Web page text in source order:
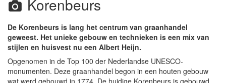
Korenbeurs
De Korenbeurs is lang het centrum van graanhandel
geweest. Het unieke gebouw en technieken is een mix van
stijlen en huisvest nu een Albert Heijn.
Opgenomen in de Top 100 der Nederlandse UNESCO-
monumenten. Deze graanhandel begon in een houten gebouw
wat werd gebouwd in 1774. De huidige Korenbeurs is gebouwd